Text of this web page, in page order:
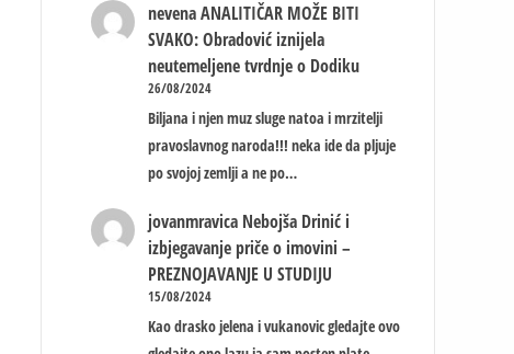
nevena ANALITIČAR MOŽE BITI
SVAKO: Obradović iznijela
neutemeljene tvrdnje o Dodiku
26/08/2024
Biljana i njen muz sluge natoa i mrzitelji
pravoslavnog naroda!!! neka ide da pljuje
po svojoj zemlji a ne po…
jovanmravica Nebojša Drinić i
izbjegavanje priče o imovini –
PREZNOJAVANJE U STUDIJU
15/08/2024
Kao drasko jelena i vukanovic gledajte ovo